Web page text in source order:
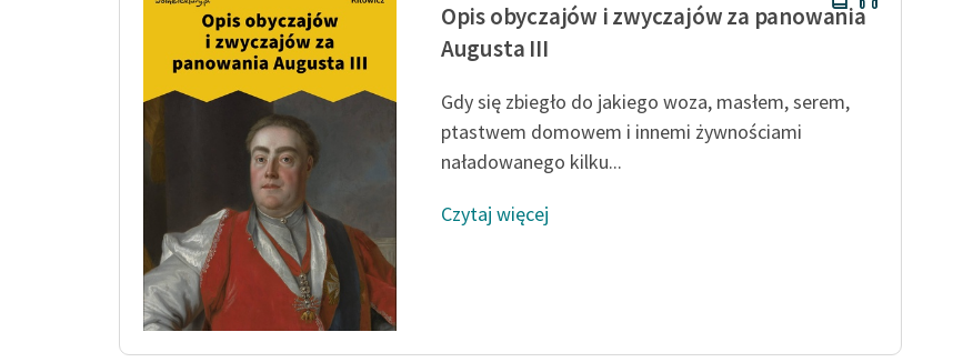
Opis obyczajów i zwyczajów za panowania
Augusta III
Gdy się zbiegło do jakiego woza, masłem, serem,
ptastwem domowem i innemi żywnościami
naładowanego kilku...
Czytaj więcej